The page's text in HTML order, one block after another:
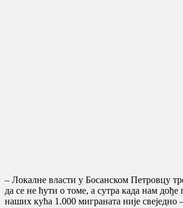
– Локалне власти у Босанском Петровцу
да се не ћути о томе, а сутра када нам дође
наших кућа 1.000 миграната није свеједно